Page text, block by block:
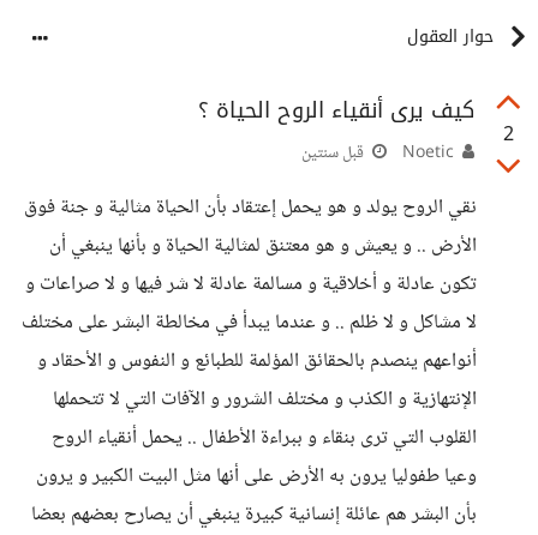
حوار العقول
2
كيف يرى أنقياء الروح الحياة ؟
قبل سنتين
نقي الروح يولد و هو يحمل إعتقاد بأن الحياة مثالية و جنة فوق
الأرض .. و يعيش و هو معتنق لمثالية الحياة و بأنها ينبغي أن
تكون عادلة و أخلاقية و مسالمة عادلة لا شر فيها و لا صراعات و
لا مشاكل و لا ظلم .. و عندما يبدأ في مخالطة البشر على مختلف
أنواعهم ينصدم بالحقائق المؤلمة للطبائع و النفوس و الأحقاد و
الإنتهازية و الكذب و مختلف الشرور و الآفات التي لا تتحملها
القلوب التي ترى بنقاء و ببراءة الأطفال .. يحمل أنقياء الروح
وعيا طفوليا يرون به الأرض على أنها مثل البيت الكبير و يرون
بأن البشر هم عائلة إنسانية كبيرة ينبغي أن يصارح بعضهم بعضا